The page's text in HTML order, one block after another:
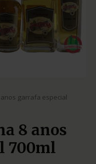
garrafa especial
8 anos
700ml